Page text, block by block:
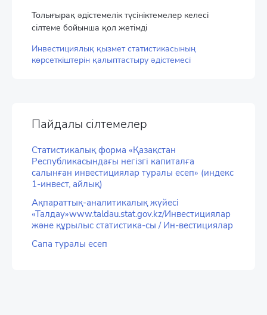
Толығырақ әдістемелік түсініктемелер келесі
сілтеме бойынша қол жетімді
Инвестициялық қызмет статистикасының
көрсеткіштерін қалыптастыру әдістемесі
Пайдалы сілтемелер
Статистикалық форма «Қазақстан
Республикасындағы негізгі капиталға
салынған инвестициялар туралы есеп» (индекс
1-инвест, айлық)
Ақпараттық-аналитикалық жүйесі
«Талдау»www.taldau.stat.gov.kz/Инвестициялар
және құрылыс статистика-сы / Ин-вестициялар
Сапа туралы есеп